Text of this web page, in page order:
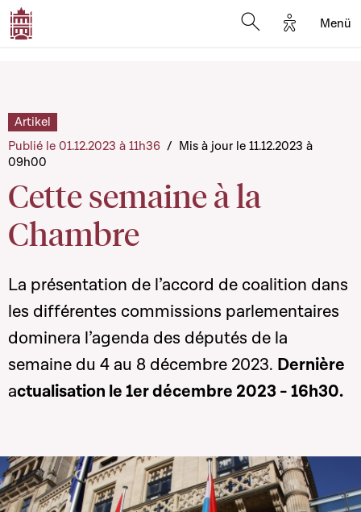
Options
Menü
Cette semaine à la
Chambre
Artikel
Publié le 01.12.2023 à 11h36 / Mis à jour le 11.12.2023 à
09h00
La présentation de l’accord de coalition dans
les différentes commissions parlementaires
dominera l’agenda des députés de la
semaine du 4 au 8 décembre 2023. Dernière
actualisation le 1er décembre 2023 - 16h30.